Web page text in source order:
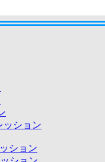
ッション
ション